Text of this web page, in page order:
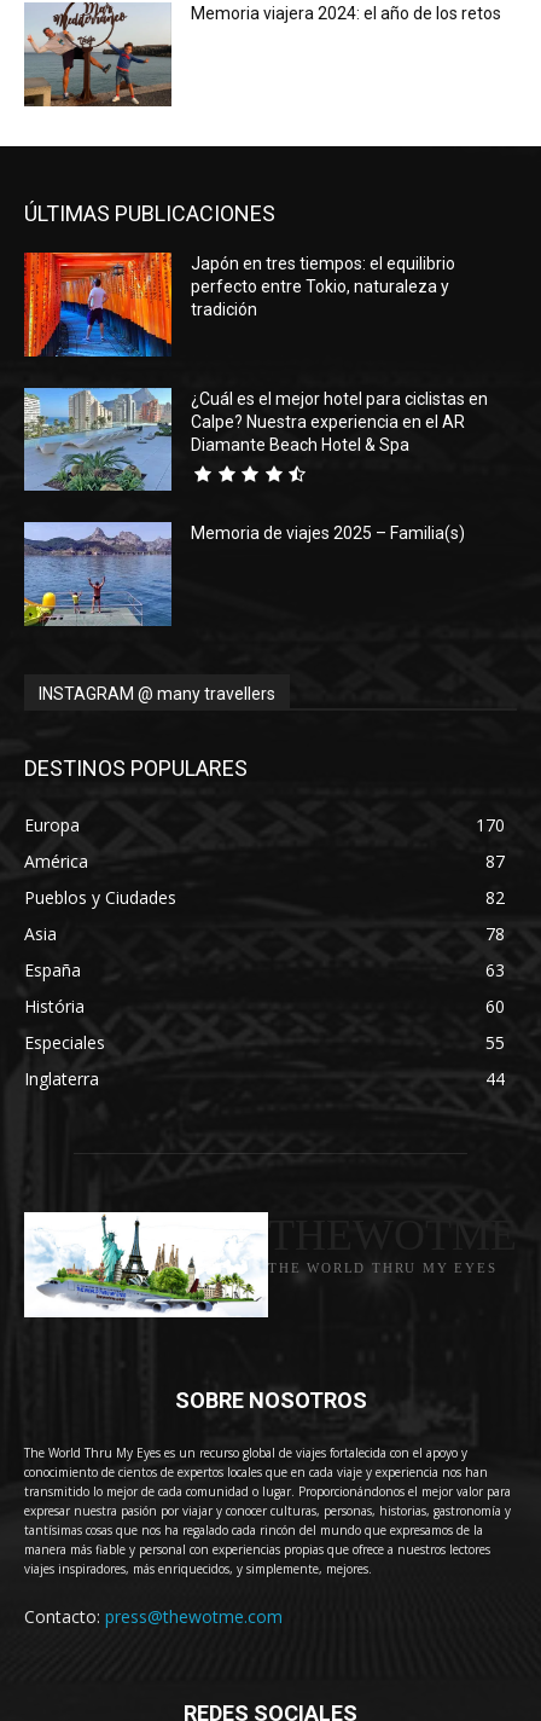
Memoria viajera 2024: el año de los retos
ÚLTIMAS PUBLICACIONES
Japón en tres tiempos: el equilibrio
perfecto entre Tokio, naturaleza y
tradición
¿Cuál es el mejor hotel para ciclistas en
Calpe? Nuestra experiencia en el AR
Diamante Beach Hotel & Spa
Memoria de viajes 2025 – Familia(s)
INSTAGRAM @ many travellers
DESTINOS POPULARES
Europa
170
América
87
Pueblos y Ciudades
82
Asia
78
España
63
História
60
Especiales
55
Inglaterra
44
THE WORLD THRU MY EYES
SOBRE NOSOTROS
The World Thru My Eyes es un recurso global de viajes fortalecida con el apoyo y
conocimiento de cientos de expertos locales que en cada viaje y experiencia nos han
transmitido lo mejor de cada comunidad o lugar. Proporcionándonos el mejor valor para
expresar nuestra pasión por viajar y conocer culturas, personas, historias, gastronomía y
tantísimas cosas que nos ha regalado cada rincón del mundo que expresamos de la
manera más fiable y personal con experiencias propias que ofrece a nuestros lectores
viajes inspiradores, más enriquecidos, y simplemente, mejores.
Contacto: press@thewotme.com
REDES SOCIALES